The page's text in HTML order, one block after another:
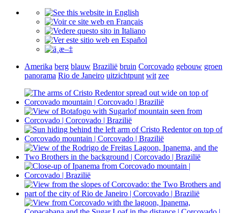
Amerika berg blauw Brazilië bruin Corcovado gebouw groen
panorama Rio de Janeiro uitzichtpunt wit zee